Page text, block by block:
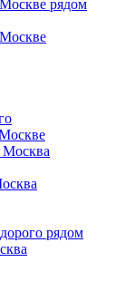
рядом
рядом